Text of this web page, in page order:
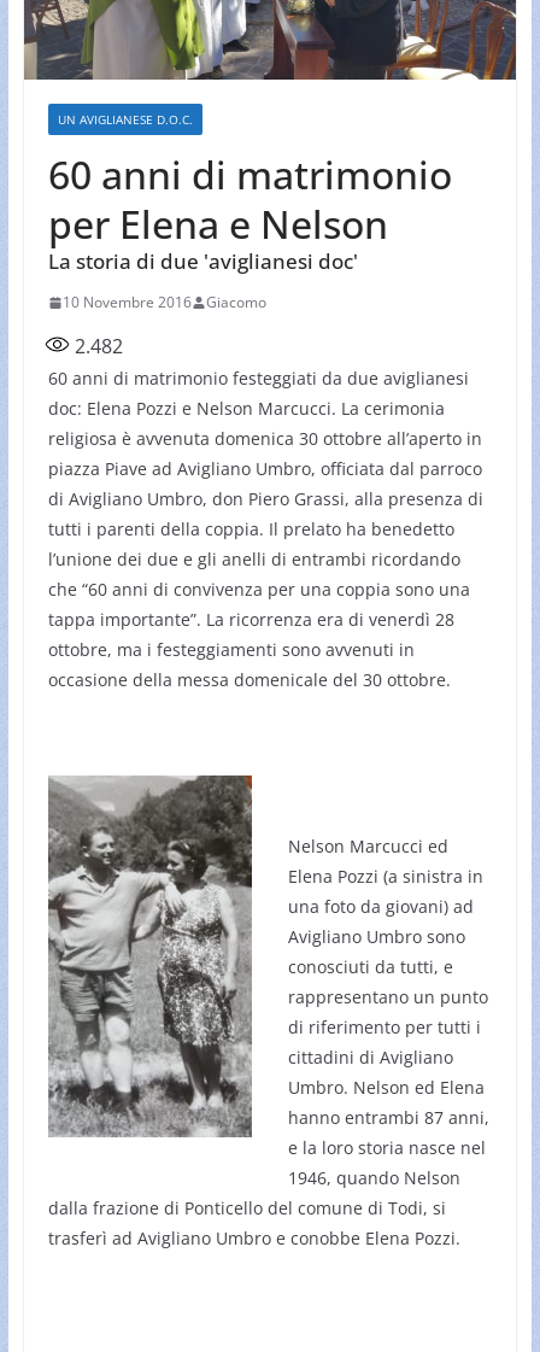
UN AVIGLIANESE D.O.C.
60 anni di matrimonio
per Elena e Nelson
La storia di due 'aviglianesi doc'
10 Novembre 2016 Giacomo
2.482
60 anni di matrimonio festeggiati da due aviglianesi
doc: Elena Pozzi e Nelson Marcucci. La cerimonia
religiosa è avvenuta domenica 30 ottobre all’aperto in
piazza Piave ad Avigliano Umbro, officiata dal parroco
di Avigliano Umbro, don Piero Grassi, alla presenza di
tutti i parenti della coppia. Il prelato ha benedetto
l’unione dei due e gli anelli di entrambi ricordando
che “60 anni di convivenza per una coppia sono una
tappa importante”. La ricorrenza era di venerdì 28
ottobre, ma i festeggiamenti sono avvenuti in
occasione della messa domenicale del 30 ottobre.
Nelson Marcucci ed
Elena Pozzi (a sinistra in
una foto da giovani) ad
Avigliano Umbro sono
conosciuti da tutti, e
rappresentano un punto
di riferimento per tutti i
cittadini di Avigliano
Umbro. Nelson ed Elena
hanno entrambi 87 anni,
e la loro storia nasce nel
1946, quando Nelson
dalla frazione di Ponticello del comune di Todi, si
trasferì ad Avigliano Umbro e conobbe Elena Pozzi.